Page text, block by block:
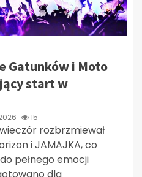
Gatunków i Moto
start w
15
rozbrzmiewał
i JAMAJKA, co
pełnego emocji